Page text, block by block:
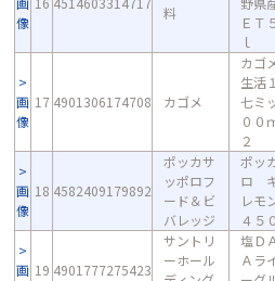
像
料
ＥＴ
ｌ
画
像
17 4901306174708 カゴメ
カゴ
生活
七ミ
００
２
画
像
18 4582409179892
ポッカサ
ッポロフ
ード＆ビ
バレッジ
ポッ
ロ
レモ
４５
画 19 4901777275423
サントリ
ーホール
塩Ｄ
Ａラ